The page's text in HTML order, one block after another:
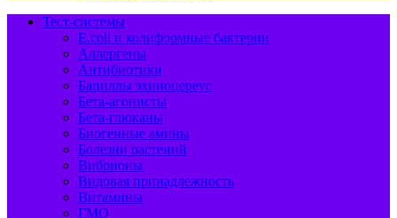
Тест-системы
E.coli и колиформные бактерии
Аллергены
Антибиотики
Бациллы эхиноцереус
Бета-агонисты
Бета-глюканы
Биогенные амины
Болезни растений
Вибрионы
Видовая принадлежность
Витамины
ГМО